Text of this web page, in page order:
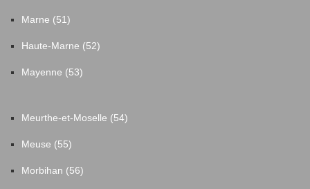
Marne (51)
Haute-Marne (52)
Mayenne (53)
Meurthe-et-Moselle (54)
Meuse (55)
Morbihan (56)